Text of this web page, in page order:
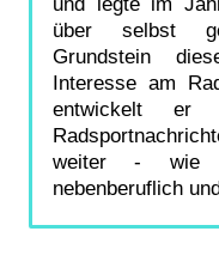
über selbst
Grundstein
Interesse am
entwickelt er
weiter - wie
nebenberuflich